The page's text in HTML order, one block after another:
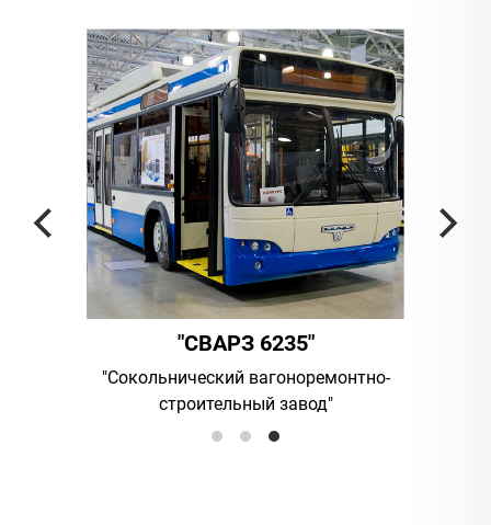
"СВАРЗ 6235"
"Сокольнический вагоноремонтно-
строительный завод"